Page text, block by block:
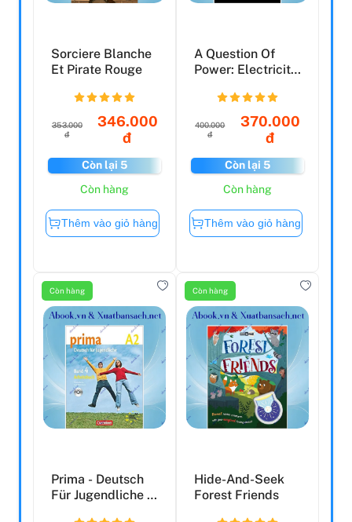
Sorciere Blanche
Et Pirate Rouge
353.000
đ
346.000
đ
Còn lại 5
Còn hàng
Thêm vào giỏ hàng
A Question Of
Power: Electricity
Of...
400.000
đ
370.000
đ
Còn lại 5
Còn hàng
Thêm vào giỏ hàng
Còn hàng
Prima - Deutsch
Für Jugendliche -
Còn hàng
Hide-And-Seek
Forest Friends